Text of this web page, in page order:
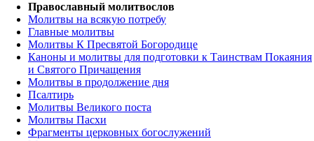
Православный молитвослов
Молитвы на всякую потребу
Главные молитвы
Молитвы К Пресвятой Богородице
Каноны и молитвы для подготовки к Таинствам Покаяния
и Святого Причащения
Молитвы в продолжение дня
Псалтирь
Молитвы Великого поста
Молитвы Пасхи
Фрагменты церковных богослужений